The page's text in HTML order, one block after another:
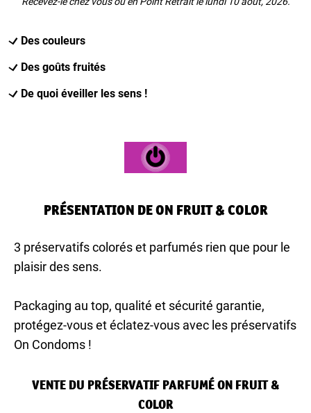
Des couleurs
Des goûts fruités
De quoi éveiller les sens !
PRÉSENTATION DE ON FRUIT & COLOR
3 préservatifs colorés et parfumés rien que pour le
plaisir des sens.
Packaging au top, qualité et sécurité garantie,
protégez-vous et éclatez-vous avec les préservatifs
On Condoms !
VENTE DU PRÉSERVATIF PARFUMÉ ON FRUIT &
COLOR